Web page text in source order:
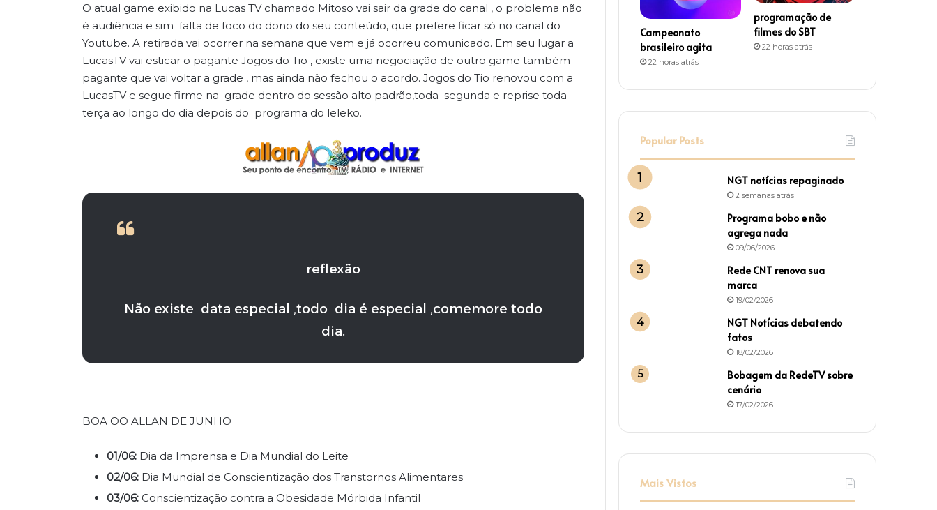
O atual game exibido na Lucas TV chamado Mitoso vai sair da grade do canal , o problema não
é audiência e sim falta de foco do dono do seu conteúdo, que prefere ficar só no canal do
Youtube. A retirada vai ocorrer na semana que vem e já ocorreu comunicado. Em seu lugar a
LucasTV vai esticar o pagante Jogos do Tio , existe uma negociação de outro game também
pagante que vai voltar a grade , mas ainda não fechou o acordo. Jogos do Tio renovou com a
LucasTV e segue firme na grade dentro do sessão alto padrão,toda segunda e reprise toda
terça ao longo do dia depois do programa do leleko.
reflexão
Não existe data especial ,todo dia é especial ,comemore todo
dia.
BOA OO ALLAN DE JUNHO
01/06: Dia da Imprensa e Dia Mundial do Leite
02/06: Dia Mundial de Conscientização dos Transtornos Alimentares
03/06: Conscientização contra a Obesidade Mórbida Infantil
Campeonato
brasileiro agita
22 horas atrás
programação de
filmes do SBT
22 horas atrás
Popular Posts
NGT notícias repaginado
2 semanas atrás
Programa bobo e não
agrega nada
09/06/2026
Rede CNT renova sua
marca
19/02/2026
NGT Notícias debatendo
fatos
18/02/2026
Bobagem da RedeTV sobre
cenário
17/02/2026
Mais Vistos